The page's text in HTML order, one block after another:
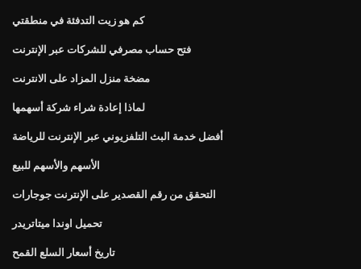
كم هو زيت التدفئة في منطقتي
فتح حساب مصرفي للشركات عبر الإنترنت
مضخة منزل المزاد على الانترنت
لماذا إعادة شراء شركة أسهمها
أفضل خدمة البث التلفزيوني عبر الإنترنت للرياضة
الأسهم والأسهم للبيع
التحقق من رقم القصدير على الإنترنت جوجارات
تحميل اوندا ميتاتريدر
تاريخ أسعار السلع القمح